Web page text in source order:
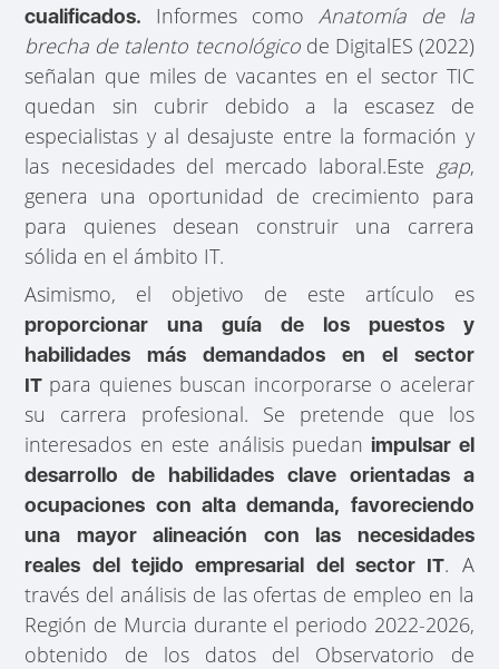
cualificados.
Informes como Anatomía de la
brecha de talento tecnológicode DigitalES (2022)
señalan que miles de vacantes en el sector TIC
quedan sin cubrir debido a la escasez de
especialistas y al desajuste entre la formación y
las necesidades del mercado laboral.Este gap,
genera una oportunidad de crecimiento para
para quienes desean construir una carrera
sólida en el ámbito IT.
Asimismo, el objetivo de este artículo es
proporcionar una guía de los puestos y
habilidades más demandados en el sector
IT para quienes buscan incorporarse o acelerar
su carrera profesional. Se pretende que los
interesados en este análisis puedan impulsar el
desarrollo de habilidades clave orientadas a
ocupaciones con alta demanda, favoreciendo
una mayor alineación con las necesidades
reales del tejido empresarial del sector IT. A
través del análisis de las ofertas de empleo en la
Región de Murcia durante el periodo 2022-2026,
obtenido de los datos del Observatorio de